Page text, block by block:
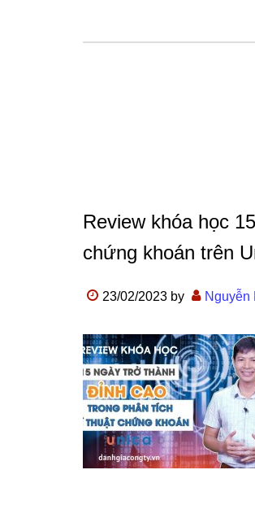
Review khóa học
chứng khoán trên
23/02/2023 by Nguyễn